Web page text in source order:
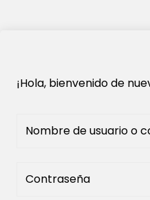
¡Hola, bienvenido de